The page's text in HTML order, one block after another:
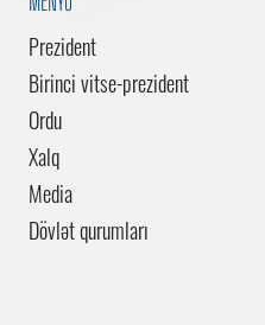
Prezident
Birinci vitse-prezident
Ordu
Xalq
Media
Dövlət qurumları